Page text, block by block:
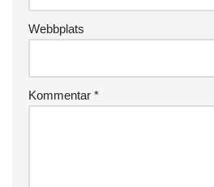
Webbplats
Kommentar *